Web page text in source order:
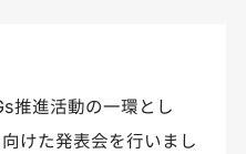
推進活動の一環とし
けた発表会を行いまし